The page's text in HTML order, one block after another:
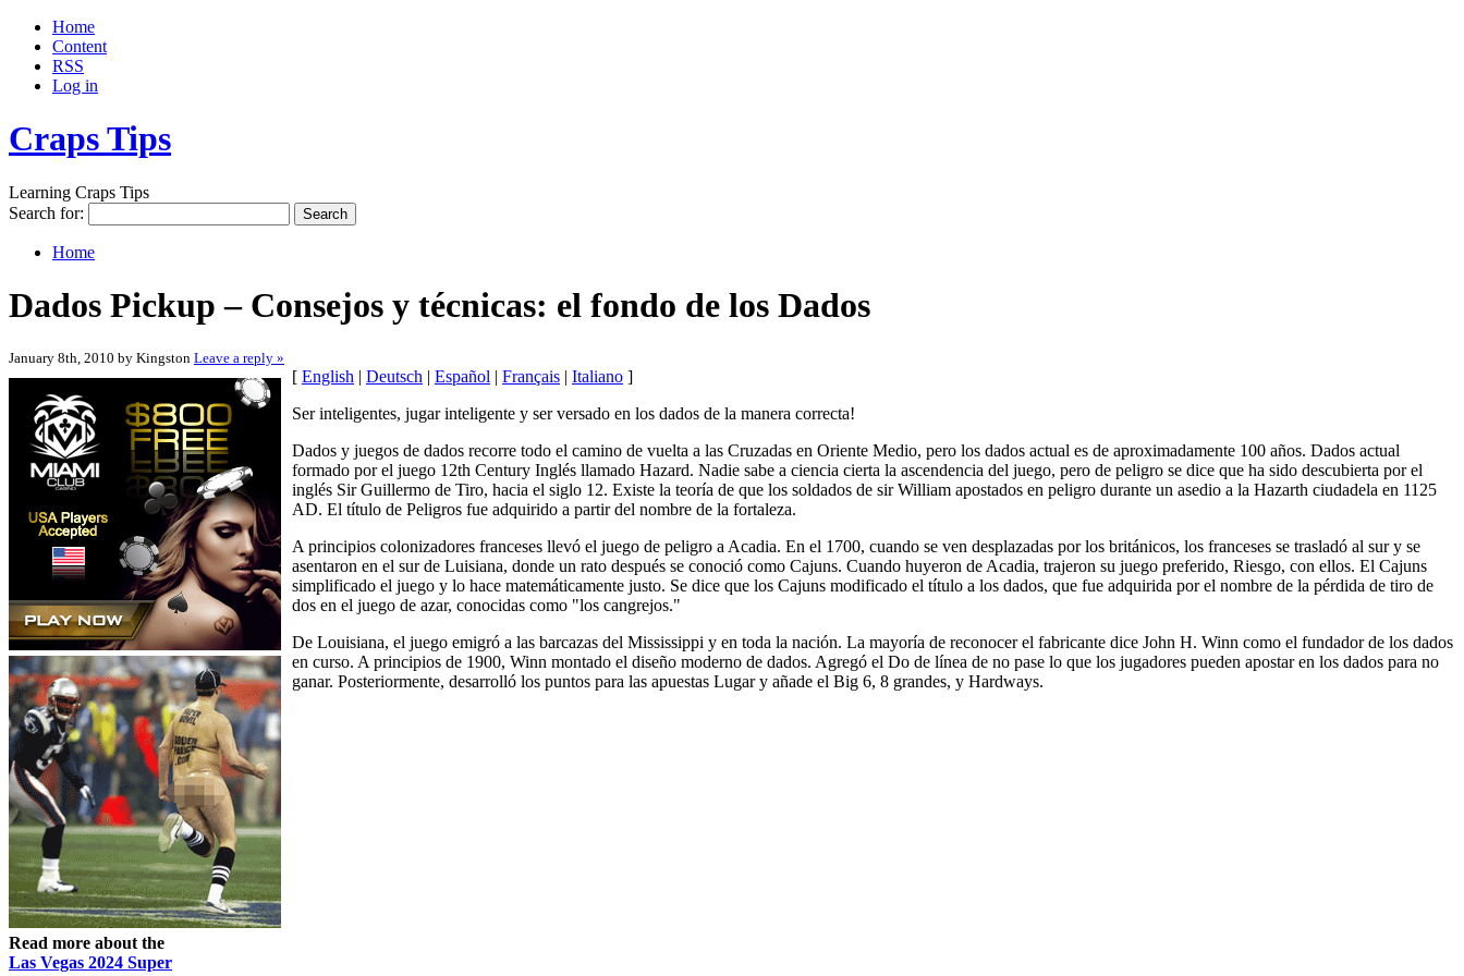
Home
Content
RSS
Log in
Craps Tips
Learning Craps Tips
Search for:
Home
Dados Pickup – Consejos y técnicas: el fondo de los Dados
January 8th, 2010 by Kingston Leave a reply »
Read more about the
Las Vegas 2024 Super
[ English | Deutsch | Español | Français | Italiano ]
Ser inteligentes, jugar inteligente y ser versado en los dados de la manera correcta!
Dados y juegos de dados recorre todo el camino de vuelta a las Cruzadas en Oriente Medio, pero los dados actual es de aproximadamente 100 años. Dados actual
formado por el juego 12th Century Inglés llamado Hazard. Nadie sabe a ciencia cierta la ascendencia del juego, pero de peligro se dice que ha sido descubierta por el
inglés Sir Guillermo de Tiro, hacia el siglo 12. Existe la teoría de que los soldados de sir William apostados en peligro durante un asedio a la Hazarth ciudadela en 1125
AD. El título de Peligros fue adquirido a partir del nombre de la fortaleza.
A principios colonizadores franceses llevó el juego de peligro a Acadia. En el 1700, cuando se ven desplazadas por los británicos, los franceses se trasladó al sur y se
asentaron en el sur de Luisiana, donde un rato después se conoció como Cajuns. Cuando huyeron de Acadia, trajeron su juego preferido, Riesgo, con ellos. El Cajuns
simplificado el juego y lo hace matemáticamente justo. Se dice que los Cajuns modificado el título a los dados, que fue adquirida por el nombre de la pérdida de tiro de
dos en el juego de azar, conocidas como "los cangrejos."
De Louisiana, el juego emigró a las barcazas del Mississippi y en toda la nación. La mayoría de reconocer el fabricante dice John H. Winn como el fundador de los dados
en curso. A principios de 1900, Winn montado el diseño moderno de dados. Agregó el Do de línea de no pase lo que los jugadores pueden apostar en los dados para no
ganar. Posteriormente, desarrolló los puntos para las apuestas Lugar y añade el Big 6, 8 grandes, y Hardways.